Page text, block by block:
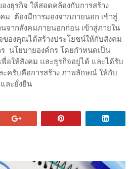
งธุรกิจ ให้สอดคล้องกับการสร้าง
ต้องมีการมองจากภายนอก เข้าสู่
จากสังคมภายนอกก่อน เข้าสู่ภายใน
ของคุณได้สร้างประโยชน์ให้กับสังคม
นโยบายองค์กร โดยกำหนดเป็น
อให้สังคม และธุรกิจอยู่ได้ และได้รับ
ครับคือการสร้าง ภาพลักษณ์ ให้กับ
ละยั่งยืน